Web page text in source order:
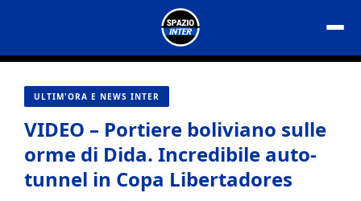
contenuto
ULTIM'ORA E NEWS INTER
VIDEO – Portiere boliviano sulle
orme di Dida. Incredibile auto-
tunnel in Copa Libertadores